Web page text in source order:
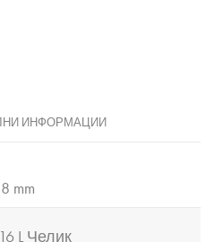
ИНФОРМАЦИИ
mm
L Челик